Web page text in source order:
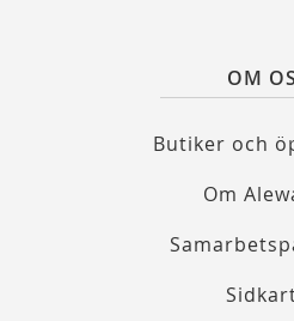
OM
Butiker och
Om